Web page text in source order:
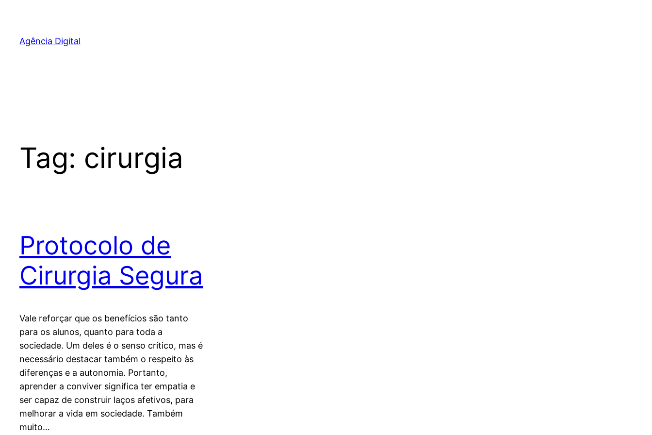
Agência Digital
Tag: cirurgia
Protocolo de
Cirurgia Segura
Vale reforçar que os benefícios são tanto
para os alunos, quanto para toda a
sociedade. Um deles é o senso crítico, mas é
necessário destacar também o respeito às
diferenças e a autonomia. Portanto,
aprender a conviver significa ter empatia e
ser capaz de construir laços afetivos, para
melhorar a vida em sociedade. Também
muito…